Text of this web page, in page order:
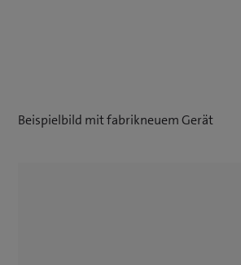
Beispielbild mit fabrikneuem Gerät